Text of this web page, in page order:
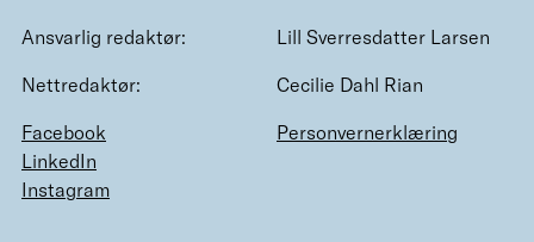
Ansvarlig redaktør:
Lill Sverresdatter Larsen
Nettredaktør:
Cecilie Dahl Rian
Facebook
LinkedIn
Instagram
Personvernerklæring